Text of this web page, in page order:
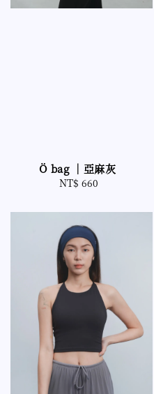
Ö bag ｜亞麻灰
Regular
NT$ 660